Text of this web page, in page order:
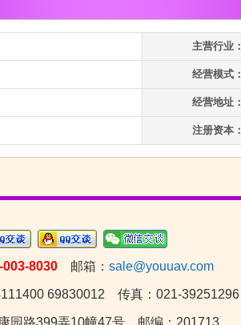
主营行业：
经营模式：
经营地址：
注册资本：
003-8030邮箱： sale@youuav.com
69830012 传真：021-39251296
园路399弄10幢47号 邮编：201713